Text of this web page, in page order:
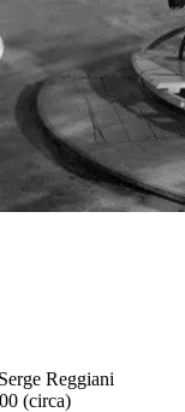
Reggiani
(circa)